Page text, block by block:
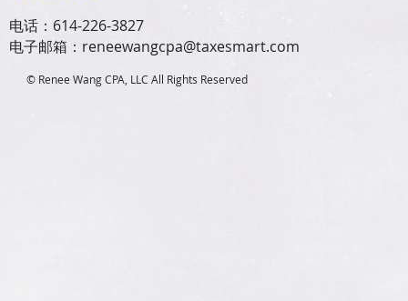
电话：614-226-3827
电子邮箱： reneewangcpa@taxesmart.com
© Renee Wang CPA, LLC All Rights Reserved